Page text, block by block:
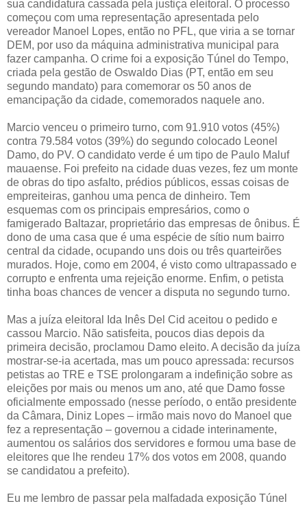
sua candidatura cassada pela justiça eleitoral. O processo
começou com uma representação apresentada pelo
vereador Manoel Lopes, então no PFL, que viria a se tornar
DEM, por uso da máquina administrativa municipal para
fazer campanha. O crime foi a exposição Túnel do Tempo,
criada pela gestão de Oswaldo Dias (PT, então em seu
segundo mandato) para comemorar os 50 anos de
emancipação da cidade, comemorados naquele ano.
Marcio venceu o primeiro turno, com 91.910 votos (45%)
contra 79.584 votos (39%) do segundo colocado Leonel
Damo, do PV. O candidato verde é um tipo de Paulo Maluf
mauaense. Foi prefeito na cidade duas vezes, fez um monte
de obras do tipo asfalto, prédios públicos, essas coisas de
empreiteiras, ganhou uma penca de dinheiro. Tem
esquemas com os principais empresários, como o
famigerado Baltazar, proprietário das empresas de ônibus. É
dono de uma casa que é uma espécie de sítio num bairro
central da cidade, ocupando uns dois ou três quarteirões
murados. Hoje, como em 2004, é visto como ultrapassado e
corrupto e enfrenta uma rejeição enorme. Enfim, o petista
tinha boas chances de vencer a disputa no segundo turno.
Mas a juíza eleitoral Ida Inês Del Cid aceitou o pedido e
cassou Marcio. Não satisfeita, poucos dias depois da
primeira decisão, proclamou Damo eleito. A decisão da juíza
mostrar-se-ia acertada, mas um pouco apressada: recursos
petistas ao TRE e TSE prolongaram a indefinição sobre as
eleições por mais ou menos um ano, até que Damo fosse
oficialmente empossado (nesse período, o então presidente
da Câmara, Diniz Lopes – irmão mais novo do Manoel que
fez a representação – governou a cidade interinamente,
aumentou os salários dos servidores e formou uma base de
eleitores que lhe rendeu 17% dos votos em 2008, quando
se candidatou a prefeito).
Eu me lembro de passar pela malfadada exposição Túnel